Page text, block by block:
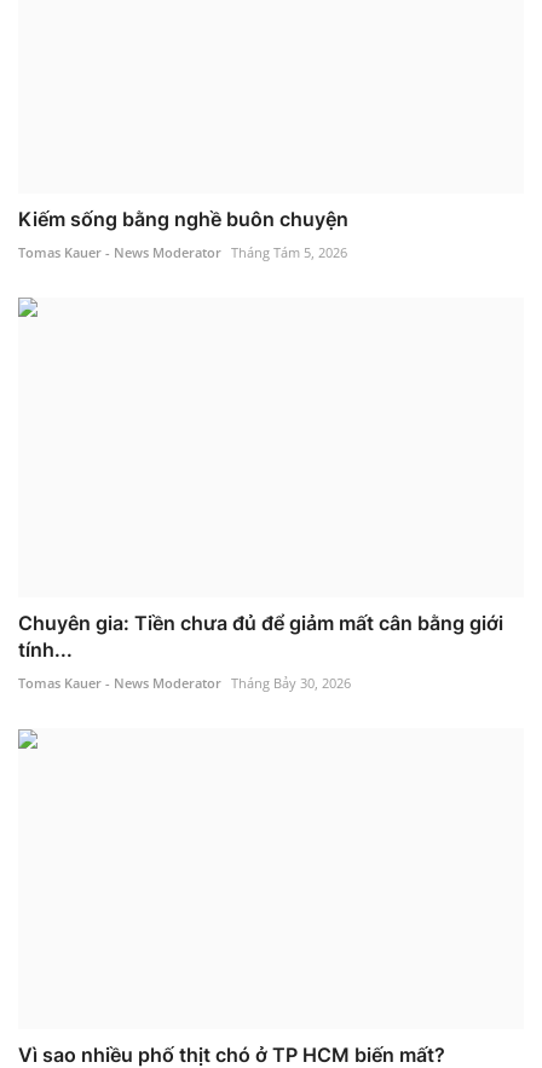
Kiếm sống bằng nghề buôn chuyện
Tomas Kauer - News Moderator Tháng Tám 5, 2026
Chuyên gia: Tiền chưa đủ để giảm mất cân bằng giới
tính...
Tomas Kauer - News Moderator Tháng Bảy 30, 2026
Vì sao nhiều phố thịt chó ở TP HCM biến mất?